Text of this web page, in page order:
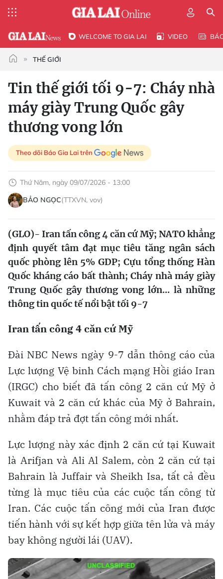
WELCOME TO GIA LAI VIDEO
THẾ GIỚI
Tin thế giới tối 9-7: Cháy nhà
máy giày Trung Quốc gây
thương vong lớn
Theo dõi Báo Gia Lai trên
Thứ Năm, ngày 09/07/2026 - 13:00
BẢO NGỌC(TTXVN, vov)
(GLO)- Iran tấn công 4 căn cứ Mỹ; NATO khẳng
định quyết tâm đạt mục tiêu tăng ngân sách
quốc phòng lên 5% GDP; Cựu tổng thống Hàn
Quốc kháng cáo bất thành; Cháy nhà máy giày
Trung Quốc gây thương vong lớn... là những
thông tin quốc tế nổi bật tối 9-7
Iran tấn công 4 căn cứ Mỹ
Đài NBC News ngày 9-7 dẫn thông cáo của
Lực lượng Vệ binh Cách mạng Hồi giáo Iran
(IRGC) cho biết đã tấn công 2 căn cứ Mỹ ở
Kuwait và 2 căn cứ khác của Mỹ ở Bahrain,
nhằm đáp trả đợt tấn công mới nhất.
Lực lượng này xác định 2 căn cứ tại Kuwait
là Arifjan và Ali Al Salem, còn 2 căn cứ tại
Bahrain là Juffair và Sheikh Isa, tất cả đều
từng là mục tiêu của các cuộc tấn công từ
Iran. Các cuộc tấn công mới của Iran được
tiến hành với sự kết hợp giữa tên lửa và máy
bay không người lái (UAV).